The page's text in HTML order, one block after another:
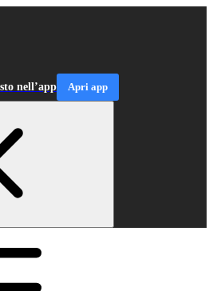
nell’app Apri app